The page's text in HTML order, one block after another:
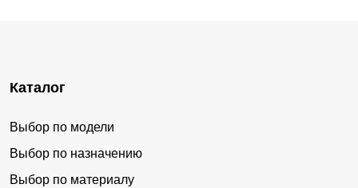
Каталог
Выбор по модели
Выбор по назначению
Выбор по материалу